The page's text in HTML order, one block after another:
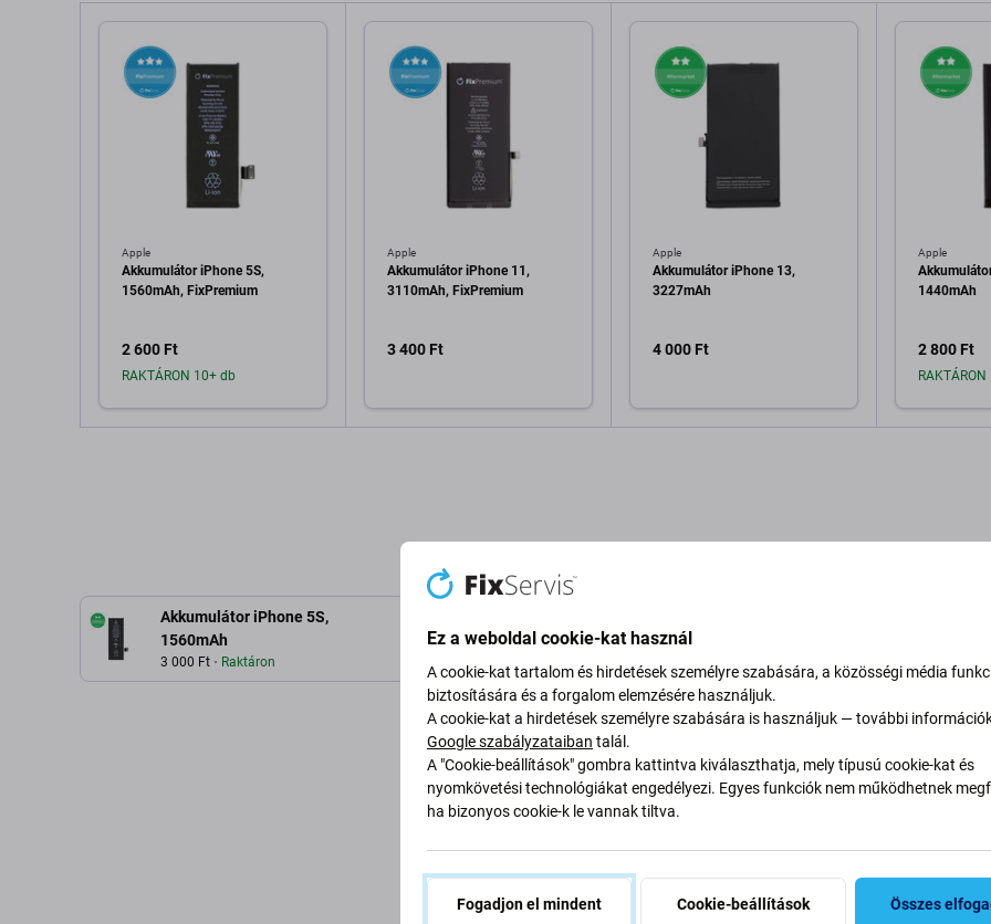
Apple
Akkumulátor iPhone 5S,
1560mAh, FixPremium
2 600 Ft
RAKTÁRON 10+ db
Apple
Akkumulátor iPhone 11,
3110mAh, FixPremium
3 400 Ft
Apple
Akkumulátor iPhone 13,
3227mAh
4 000 Ft
Apple
1440mAh
2 800 Ft
Akkumulátor iPhone 5S,
1560mAh
3 000 Ft Raktáron
Leírás és specifikáció Minőség
Apple iPhone akkumulátor
Ez a weboldal cookie-kat használ
A cookie-kat tartalom és hirdetések személyre szabására, a közösségi média
biztosítására és a forgalom elemzésére használjuk.
A cookie-kat a hirdetések személyre szabására is használjuk — további
Google szabályzataiban talál.
A "Cookie-beállítások" gombra kattintva kiválaszthatja, mely típusú cookie-kat és
nyomkövetési technológiákat engedélyezi. Egyes funkciók nem működhetnek
ha bizonyos cookie-k le vannak tiltva.
Fogadjon el mindent Cookie-beállítások Összes